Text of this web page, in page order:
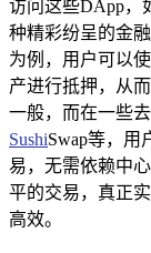
访问这些DApp，
种精彩纷呈的金
为例，用户可以
产进行抵押，从
一般，而在一些
SushiSwap等，用
易，无需依赖中
平的交易，真正
高效。